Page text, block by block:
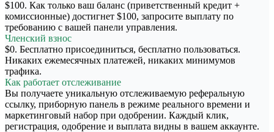
$100. Как только ваш баланс (приветственный кредит +
комиссионные) достигнет $100, запросите выплату по
требованию с вашей панели управления.
Членский взнос
$0. Бесплатно присоединиться, бесплатно пользоваться.
Никаких ежемесячных платежей, никаких минимумов
трафика.
Как работает отслеживание
Вы получаете уникальную отслеживаемую реферальную
ссылку, приборную панель в режиме реального времени и
маркетинговый набор при одобрении. Каждый клик,
регистрация, одобрение и выплата видны в вашем аккаунте.